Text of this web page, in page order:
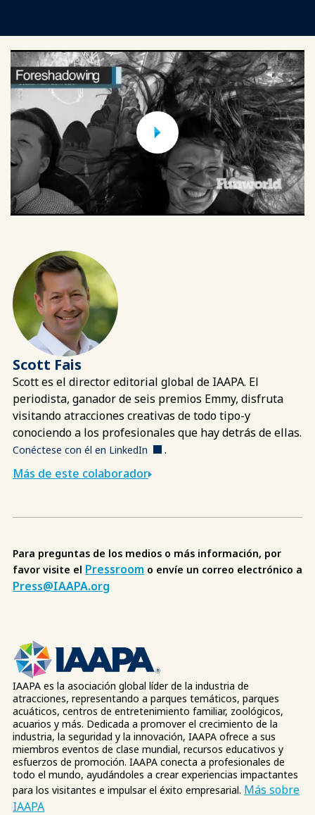
Scott Fais
Scott es el director editorial global de IAAPA. El
periodista, ganador de seis premios Emmy, disfruta
visitando atracciones creativas de todo tipo-y
conociendo a los profesionales que hay detrás de ellas.
Conéctese con él en LinkedIn
.
Más de este colaborador
Para preguntas de los medios o más información, por
favor visite el Pressroom o envíe un correo electrónico a
Press@IAAPA.org
IAAPA es la asociación global líder de la industria de
atracciones, representando a parques temáticos, parques
acuáticos, centros de entretenimiento familiar, zoológicos,
acuarios y más. Dedicada a promover el crecimiento de la
industria, la seguridad y la innovación, IAAPA ofrece a sus
miembros eventos de clase mundial, recursos educativos y
esfuerzos de promoción. IAAPA conecta a profesionales de
todo el mundo, ayudándoles a crear experiencias impactantes
para los visitantes e impulsar el éxito empresarial. Más sobre
IAAPA